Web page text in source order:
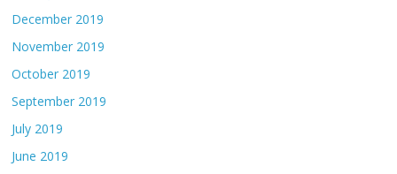
December 2019
November 2019
October 2019
September 2019
July 2019
June 2019